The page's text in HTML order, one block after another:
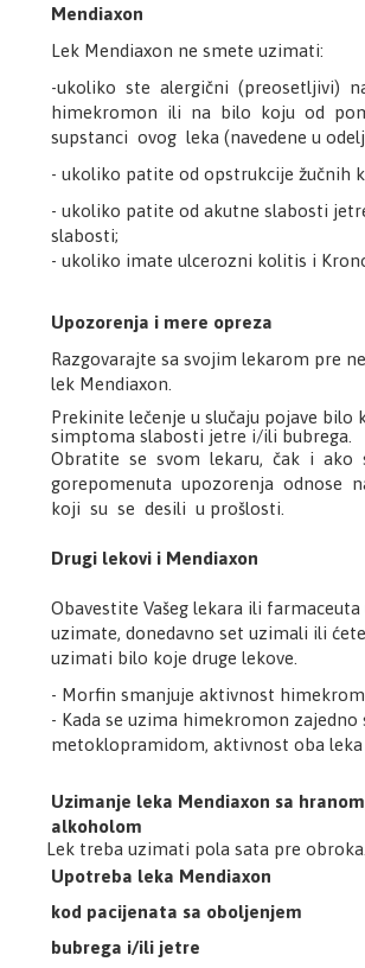
Mendiaxon
Lek Mendiaxon ne smete uzimati:
-ukoliko ste alergični (preosetljivi)
himekromon ili na bilo koju od
supstanci ovog leka (navedene u
- ukoliko patite od opstrukcije žučnih
- ukoliko patite od akutne slabosti
slabosti;
- ukoliko imate ulcerozni kolitis i
Upozorenja i mere opreza
Razgovarajte sa svojim lekarom pre
lek Mendiaxon.
Prekinite lečenje u slučaju pojave bilo
simptoma slabosti jetre i/ili bubrega.
Obratite se svom lekaru, čak i ako
gorepomenuta upozorenja odnose
koji su se desili u prošlosti.
Drugi lekovi i Mendiaxon
Obavestite Vašeg lekara ili
uzimate, donedavno set uzimali ili
uzimati bilo koje druge lekove.
- Morfin smanjuje aktivnost
- Kada se uzima himekromon zajedno
metoklopramidom, aktivnost oba leka
Uzimanje leka Mendiaxon sa
alkoholom
Lek treba uzimati pola sata pre obroka.
Upotreba leka Mendiaxon
kod pacijenata sa oboljenjem
bubrega i/ili jetre